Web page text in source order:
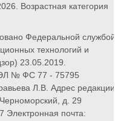
Возрастная категория
Федеральной службой
технологий и
23.05.2019.
ЭЛ № ФС 77 - 75795
Л.В. Адрес
д. 29
Электронная почта: